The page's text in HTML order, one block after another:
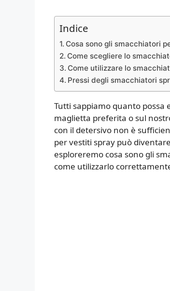
Indice
Cosa sono gli smacchiatori
Come scegliere lo
Come utilizzare lo
Pressi degli smacchiatori
Tutti sappiamo quanto
maglietta preferita o sul
con il detersivo non è
per vestiti spray può
esploreremo cosa sono gli
come utilizzarlo